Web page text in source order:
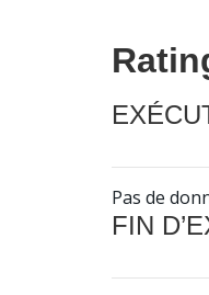
Pas de
FIN